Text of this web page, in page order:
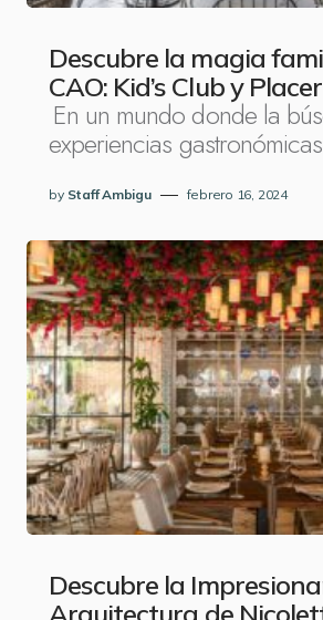
Descubre la magia
CAO: Kid’s Club y
En un mundo donde la
experiencias
by Staff Ambigu febrero 16, 2024
Descubre la
Arquitectura de